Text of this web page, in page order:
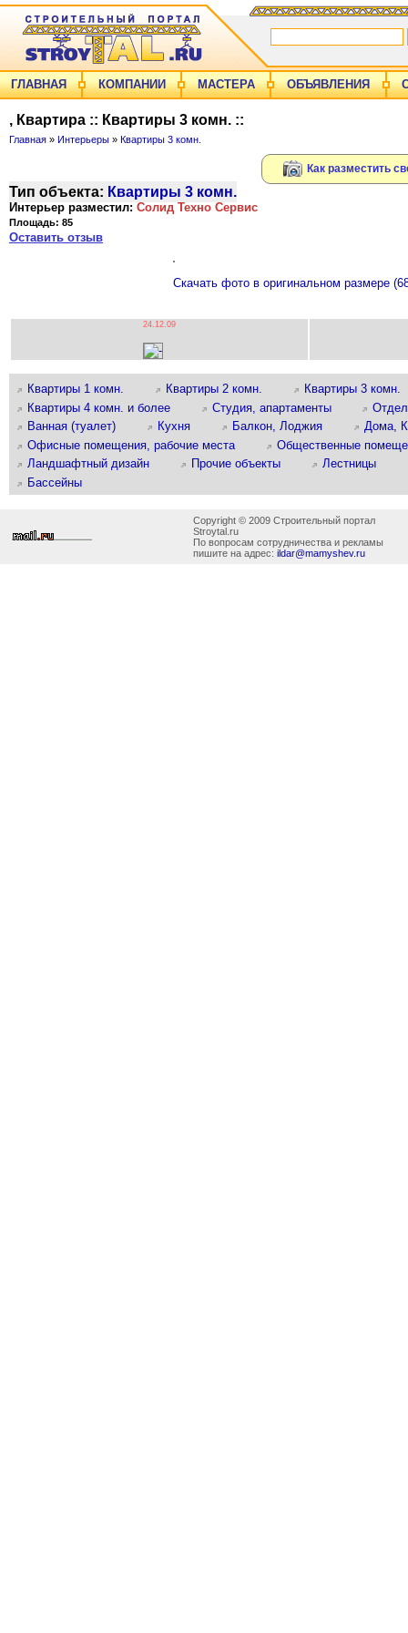
ГЛАВНАЯ КОМПАНИИ МАСТЕРА ОБЪЯВЛЕНИЯ
, Квартира :: Квартиры 3 комн. ::
Главная » Интерьеры » Квартиры 3 комн.
Как разместить
Тип объекта: Квартиры 3 комн.
Интерьер разместил: Солид Техно Сервис
Площадь: 85
Оставить отзыв
Скачать фото в оригинальном размере
24.12.09
Квартиры 1 комн. Квартиры 2 комн.
Квартиры 3 комн.
Квартиры 4 комн. и более
Студия, апартаменты
Ванная (туалет)
Кухня Балкон, Лоджия
Дома,
Офисные помещения, рабочие места
Общественные
Ландшафтный дизайн
Прочие объекты
Лестницы
Бассейны
Copyright © 2009 Строительный портал
Stroytal.ru
По вопросам сотрудничества и рекламы
пишите на адрес: ildar@mamyshev.ru